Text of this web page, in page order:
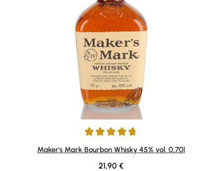
Durchschnittliche Bewertung von 4.76 von 5 Sternen
Maker's Mark Bourbon Whisky 45% vol. 0,70l
Regulärer Preis:
21,90 €